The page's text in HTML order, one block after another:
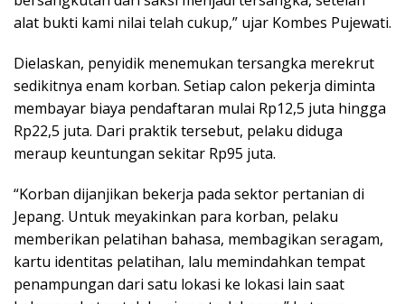
alat bukti kami nilai telah cukup,” ujar Kombes Pujewati.
Dielaskan, penyidik menemukan tersangka merekrut
sedikitnya enam korban. Setiap calon pekerja diminta
membayar biaya pendaftaran mulai Rp12,5 juta hingga
Rp22,5 juta. Dari praktik tersebut, pelaku diduga
meraup keuntungan sekitar Rp95 juta.
“Korban dijanjikan bekerja pada sektor pertanian di
Jepang. Untuk meyakinkan para korban, pelaku
memberikan pelatihan bahasa, membagikan seragam,
kartu identitas pelatihan, lalu memindahkan tempat
penampungan dari satu lokasi ke lokasi lain saat